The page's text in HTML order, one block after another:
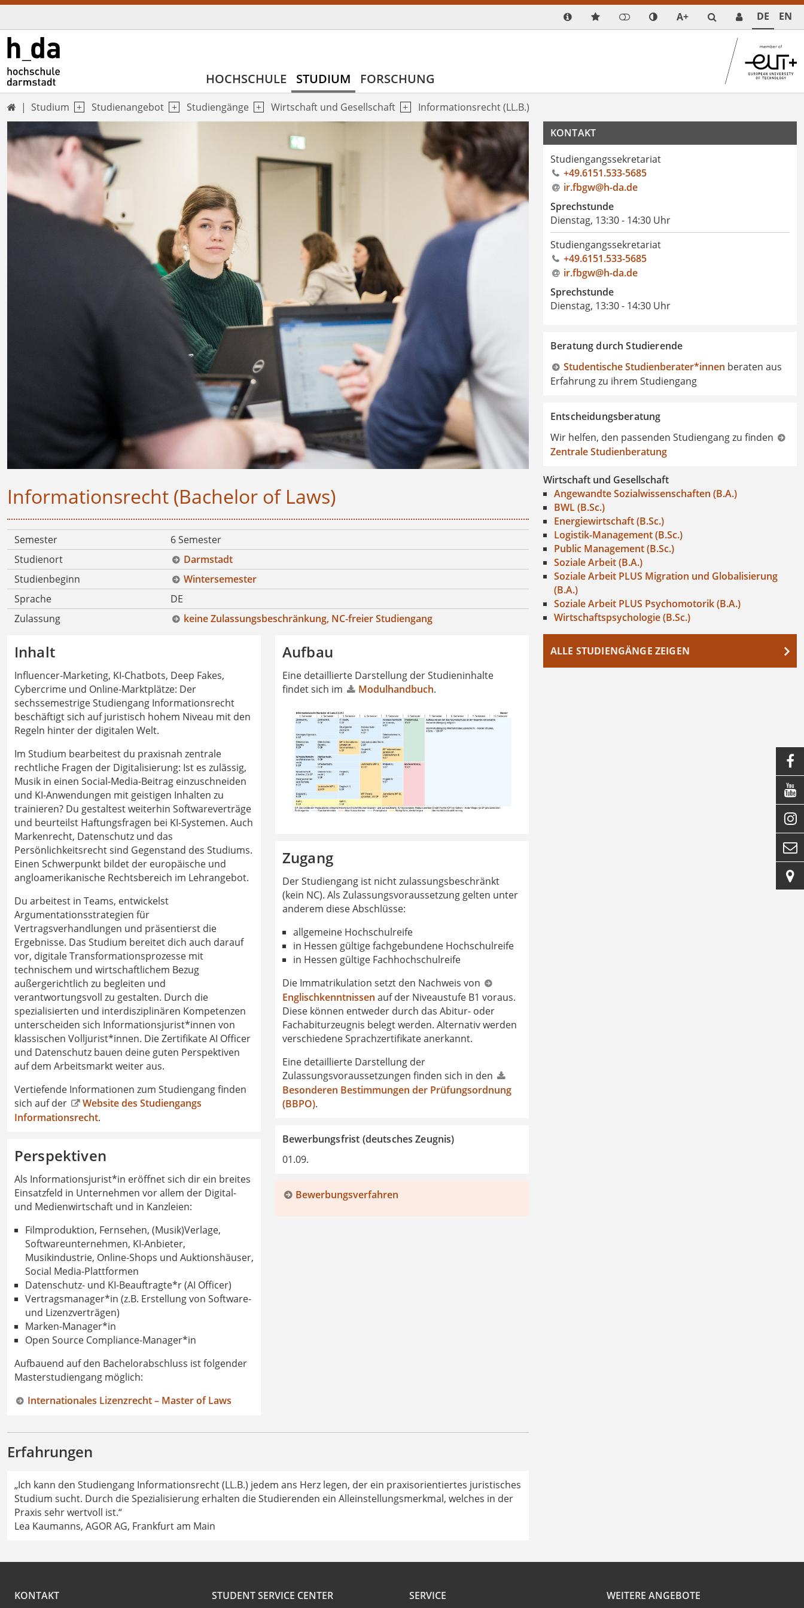
A+ DE EN
HOCHSCHULE STUDIUM FORSCHUNG
 Studium Studienangebot Studiengänge Wirtschaft und Gesellschaft Informationsrecht (LL.B.)
Informationsrecht (Bachelor of Laws)
Semester
6 Semester
Studienort
Darmstadt
Studienbeginn
Wintersemester
Sprache
DE
Zulassung
keine Zulassungsbeschränkung, NC-freier Studiengang
Inhalt
Influencer-Marketing, KI-Chatbots, Deep Fakes,
Cybercrime und Online-Marktplätze: Der
sechssemestrige Studiengang Informationsrecht
beschäftigt sich auf juristisch hohem Niveau mit den
Regeln hinter der digitalen Welt.
Im Studium bearbeitest du praxisnah zentrale
rechtliche Fragen der Digitalisierung: Ist es zulässig,
Musik in einen Social-Media-Beitrag einzuschneiden
und KI-Anwendungen mit geistigen Inhalten zu
trainieren? Du gestaltest weiterhin Softwareverträge
und beurteilst Haftungsfragen bei KI-Systemen. Auch
Markenrecht, Datenschutz und das
Persönlichkeitsrecht sind Gegenstand des Studiums.
Einen Schwerpunkt bildet der europäische und
angloamerikanische Rechtsbereich im Lehrangebot.
Du arbeitest in Teams, entwickelst
Argumentationsstrategien für
Vertragsverhandlungen und präsentierst die
Ergebnisse. Das Studium bereitet dich auch darauf
vor, digitale Transformationsprozesse mit
technischem und wirtschaftlichem Bezug
außergerichtlich zu begleiten und
verantwortungsvoll zu gestalten. Durch die
spezialisierten und interdisziplinären Kompetenzen
unterscheiden sich Informationsjurist*innen von
klassischen Volljurist*innen. Die Zertifikate AI Officer
und Datenschutz bauen deine guten Perspektiven
auf dem Arbeitsmarkt weiter aus.
Vertiefende Informationen zum Studiengang finden
sich auf der
Website des Studiengangs
Informationsrecht.
Perspektiven
Als Informationsjurist*in eröffnet sich dir ein breites
Einsatzfeld in Unternehmen vor allem der Digital-
und Medienwirtschaft und in Kanzleien:
Filmproduktion, Fernsehen, (Musik)Verlage,
Softwareunternehmen, KI-Anbieter,
Musikindustrie, Online-Shops und Auktionshäuser,
Social Media-Plattformen
Datenschutz- und KI-Beauftragte*r (AI Officer)
Vertragsmanager*in (z.B. Erstellung von Software-
und Lizenzverträgen)
Marken-Manager*in
Open Source Compliance-Manager*in
Aufbauend auf den Bachelorabschluss ist folgender
Masterstudiengang möglich:
Internationales Lizenzrecht – Master of Laws
Aufbau
Eine detaillierte Darstellung der Studieninhalte
findet sich im
Modulhandbuch.
Zugang
Der Studiengang ist nicht zulassungsbeschränkt
(kein NC). Als Zulassungsvoraussetzung gelten unter
anderem diese Abschlüsse:
allgemeine Hochschulreife
in Hessen gültige fachgebundene Hochschulreife
in Hessen gültige Fachhochschulreife
Die Immatrikulation setzt den Nachweis von
Englischkenntnissen auf der Niveaustufe B1 voraus.
Diese können entweder durch das Abitur- oder
Fachabiturzeugnis belegt werden. Alternativ werden
verschiedene Sprachzertifikate anerkannt.
Eine detaillierte Darstellung der
Zulassungsvoraussetzungen finden sich in den
Besonderen Bestimmungen der Prüfungsordnung
(BBPO).
Bewerbungsfrist (deutsches Zeugnis)
01.09.
Bewerbungsverfahren
Erfahrungen
„Ich kann den Studiengang Informationsrecht (LL.B.) jedem ans Herz legen, der ein praxisorientiertes juristisches
Studium sucht. Durch die Spezialisierung erhalten die Studierenden ein Alleinstellungsmerkmal, welches in der
Praxis sehr wertvoll ist.“
Lea Kaumanns, AGOR AG, Frankfurt am Main
KONTAKT
Studiengangssekretariat
+49.6151.533-5685
ir.fbgw@h-da.de
Sprechstunde
Dienstag, 13:30 - 14:30 Uhr
Studiengangssekretariat
+49.6151.533-5685
ir.fbgw@h-da.de
Sprechstunde
Dienstag, 13:30 - 14:30 Uhr
Beratung durch Studierende
Studentische Studienberater*innen beraten aus
Erfahrung zu ihrem Studiengang
Entscheidungsberatung
Wir helfen, den passenden Studiengang zu finden
Zentrale Studienberatung
Wirtschaft und Gesellschaft
Angewandte Sozialwissenschaften (B.A.)
BWL (B.Sc.)
Energiewirtschaft (B.Sc.)
Logistik-Management (B.Sc.)
Public Management (B.Sc.)
Soziale Arbeit (B.A.)
Soziale Arbeit PLUS Migration und Globalisierung
(B.A.)
Soziale Arbeit PLUS Psychomotorik (B.A.)
Wirtschaftspsychologie (B.Sc.)
ALLE STUDIENGÄNGE ZEIGEN
KONTAKT STUDENT SERVICE CENTER SERVICE WEITERE ANGEBOTE




